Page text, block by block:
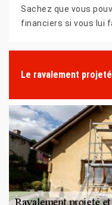
Sachez que vous
financiers si vous lui
Le ravalement